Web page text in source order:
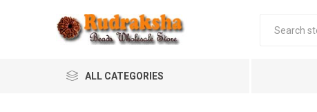
ALL CATEGORIES